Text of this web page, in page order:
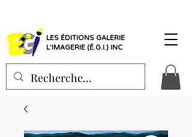
LES ÉDITIONS GALERIE
L'IMAGERIE (É.G.I.) INC